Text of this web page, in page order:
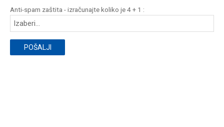
Anti-spam zaštita - izračunajte koliko je 4 + 1 :
POŠALJI